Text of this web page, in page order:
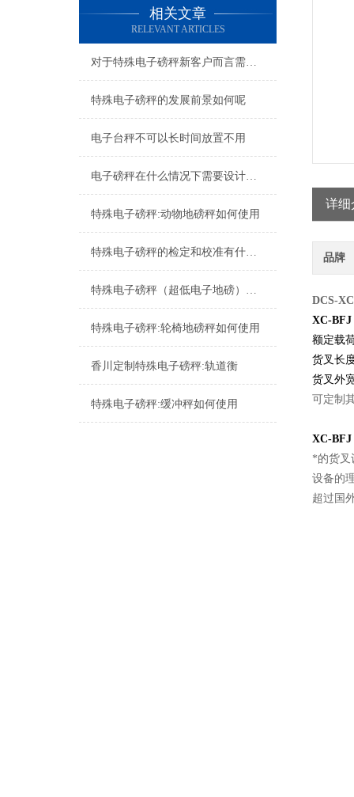
相关文章
RELEVANT ARTICLES
对于特殊电子磅秤新客户而言需了解哪几点呢
特殊电子磅秤的发展前景如何呢
电子台秤不可以长时间放置不用
电子磅秤在什么情况下需要设计成超低台面呢？
特殊电子磅秤:动物地磅秤如何使用
特殊电子磅秤的检定和校准有什么区别
特殊电子磅秤（超低电子地磅）应用领域
特殊电子磅秤:轮椅地磅秤如何使用
香川定制特殊电子磅秤:轨道衡
特殊电子磅秤:缓冲秤如何使用
详细
品牌
DCS-
XC-BFJ
额定载
货叉长
货叉外
可定制
XC-BFJ
*的货叉
设备的
超过国